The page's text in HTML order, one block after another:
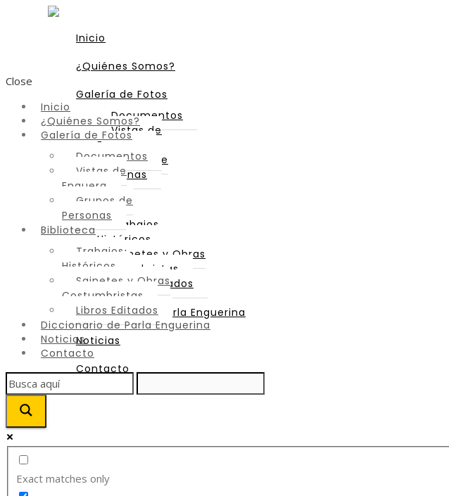
Inicio
¿Quiénes Somos?
Galería de Fotos
Documentos
Vistas de
Enguera
Grupos de
Personas
Biblioteca
Trabajos
Históricos
Sainetes y Obras
Costumbristas
Libros Editados
Diccionario de Parla Enguerina
Noticias
Contacto
Close
Inicio
¿Quiénes Somos?
Galería de Fotos
Documentos
Vistas de
Enguera
Grupos de
Personas
Biblioteca
Trabajos
Históricos
Sainetes y Obras
Costumbristas
Libros Editados
Diccionario de Parla Enguerina
Noticias
Contacto
Exact matches only